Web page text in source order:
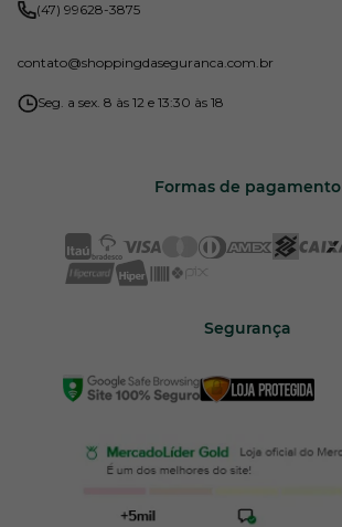
(47) 99628-3875
contato@shoppingdaseguranca.com.br
Seg. a sex. 8 às 12 e 13:30 às 18
Formas de pagamento
Segurança